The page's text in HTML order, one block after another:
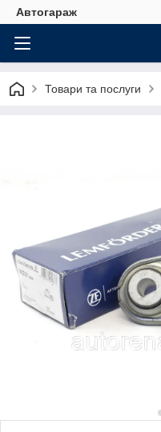
Автогараж
Товари та послуги